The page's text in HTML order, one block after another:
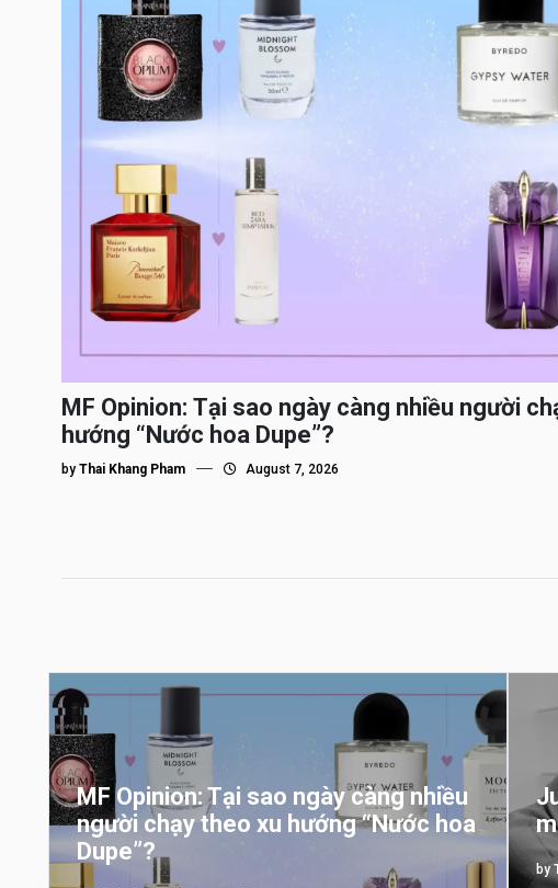
MF Opinion: Tại sao ngày càng nhiều người
hướng “Nước hoa Dupe”?
by Thai Khang Pham August 7, 2026
MF Opinion: Tại sao ngày càng nhiều
người chạy theo xu hướng “Nước hoa
Dupe”?
by